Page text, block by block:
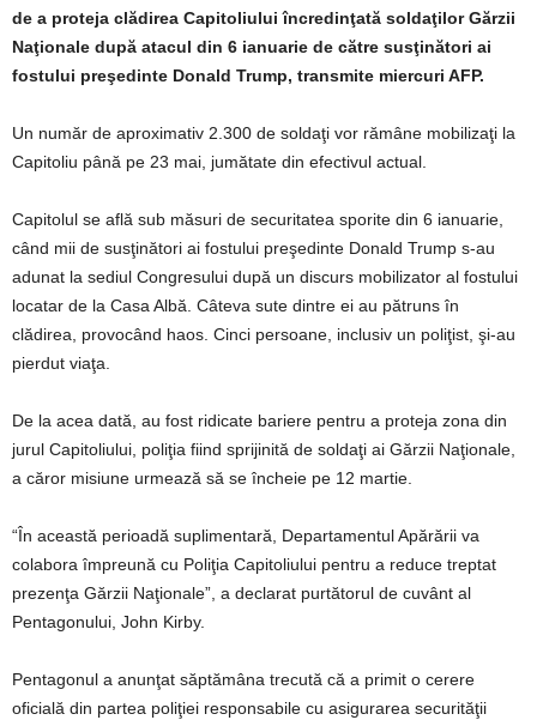
de a proteja clădirea Capitoliului încredinţată soldaţilor Gărzii
Naţionale după atacul din 6 ianuarie de către susţinători ai
fostului preşedinte Donald Trump, transmite miercuri AFP.
Un număr de aproximativ 2.300 de soldaţi vor rămâne mobilizaţi la
Capitoliu până pe 23 mai, jumătate din efectivul actual.
Capitolul se află sub măsuri de securitatea sporite din 6 ianuarie,
când mii de susţinători ai fostului preşedinte Donald Trump s-au
adunat la sediul Congresului după un discurs mobilizator al fostului
locatar de la Casa Albă. Câteva sute dintre ei au pătruns în
clădirea, provocând haos. Cinci persoane, inclusiv un poliţist, şi-au
pierdut viaţa.
De la acea dată, au fost ridicate bariere pentru a proteja zona din
jurul Capitoliului, poliţia fiind sprijinită de soldaţi ai Gărzii Naţionale,
a căror misiune urmează să se încheie pe 12 martie.
“În această perioadă suplimentară, Departamentul Apărării va
colabora împreună cu Poliţia Capitoliului pentru a reduce treptat
prezenţa Gărzii Naţionale”, a declarat purtătorul de cuvânt al
Pentagonului, John Kirby.
Pentagonul a anunţat săptămâna trecută că a primit o cerere
oficială din partea poliţiei responsabile cu asigurarea securităţii